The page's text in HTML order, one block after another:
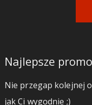
Najlepsze
Nie przegap kolejnej
jak Ci wygodnie ;)